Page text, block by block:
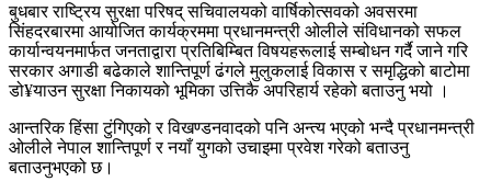
बुधबार राष्ट्रिय सुरक्षा परिषद् सचिवालयको वार्षिकोत्सवको अवसरमा
सिंहदरबारमा आयोजित कार्यक्रममा प्रधानमन्त्री ओलीले संविधानको सफल
कार्यान्वयनमार्फत जनताद्वारा प्रतिबिम्‍बित विषयहरूलाई सम्बोधन गर्दै जाने गरि
सरकार अगाडी बढेकाले शान्तिपूर्ण ढंगले मुलुकलाई विकास र समृद्धिको बाटोमा
डो¥याउन सुरक्षा निकायको भूमिका उत्तिकै अपरिहार्य रहेको बताउनु भयो ।
आन्तरिक हिंसा टुंगिएको र विखण्डनवादको पनि अन्त्य भएको भन्दै प्रधानमन्त्री
ओलीले नेपाल शान्तिपूर्ण र नयाँ युगको उचाइमा प्रवेश गरेको बताउनु
बताउनुभएको छ।